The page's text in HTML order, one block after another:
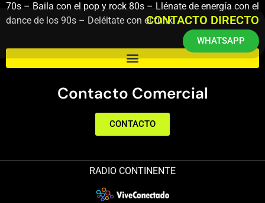
70s – Baila con el pop y rock 80s – Llénate de energía con el
dance de los 90s – Deléitate con el funk.
Contacto Comercial
CONTACTO
RADIO CONTINENTE
CONTACTO DIRECTO
WHATSAPP